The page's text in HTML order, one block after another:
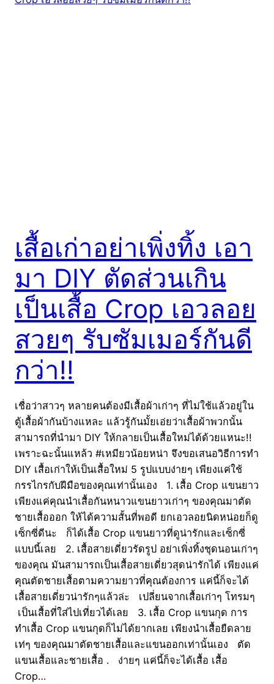
เสื้อเก่าอย่าเพิ่งทิ้ง เอา
มา DIY ตัดส่วนเกิน
เป็นเสื้อ Crop เอวลอย
สวยๆ รับซัมเมอร์กันดี
กว่า!!
เชื่อว่าสาวๆ หลายคนต้องมีเสื้อผ้าเก่าๆ ที่ไม่ใช้แล้วอยู่ใน
ตู้เสื้อผ้ากันบ้างแหละ แล้วรู้กันมั้ยเอ่ยว่าเสื้อผ้าพวกนั้น
สามารถที่นำมา DIY ให้กลายเป็นเสื้อใหม่ได้ด้วยแหนะ!!
เพราะฉะนั้นแหล้ว #เหมียวน้อยหน่า จึงขอเสนอวิธีการทำ
DIY เสื้อเก่าให้เป็นเสื้อใหม่ 5 รูปแบบง่ายๆ เพียงแค่ใช้
กรรไกรกับฝีมือของคุณเท่านั้นเอง 1. เสื้อ Crop แขนยาว
เพียงแค่คุณนำเสื้อกันหนาวแขนยาวเก่าๆ ของคุณมาตัด
ชายเสื้อออก ให้ได้ความสั้นที่พอดี ยกเอวลอยนิดหน่อยก็ดู
เซ็กซี่ดีนะ ก็ได้เสื้อ Crop แขนยาวที่ดูน่ารักและเซ็กซี่
แบบนี้เลย 2. เสื้อสายเดี่ยวรัดรูป อย่าเพิ่งทิ้งชุดนอนเก่าๆ
ของคุณ มันสามารถเป็นเสื้อสายเดี่ยวสุดน่ารักได้ เพียงแค่
คุณตัดชายเสื้อตามความยาวที่คุณต้องการ แค่นี้ก็จะได้
เสื้อสายเดี่ยวน่ารักๆแล้วล่ะ เปลี่ยนจากเสื้อเก่าๆ โทรมๆ
เป็นเสื้อที่ใส่ไปเที่ยวได้เลย 3. เสื้อ Crop แขนกุด การ
ทำเสื้อ Crop แขนกุดก็ไม่ได้ยากเลย เพียงนำเสื้อยืดลาย
เท่ๆ ของคุณมาตัดชายเสื้อและแขนออกเท่านั้นเอง ตัด
แขนเสื้อและชายเสื้อ . ง่ายๆ แค่นี้ก็จะได้เสื้อ เสื้อ
Crop…